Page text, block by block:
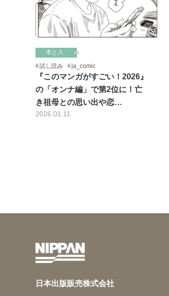
本と人
試し読み
ja_comic
『このマンガがすごい！2026』
の「オンナ編」で第2位に！亡
き祖母との思い出や恋…
2026.01.11
日本出版販売株式会社